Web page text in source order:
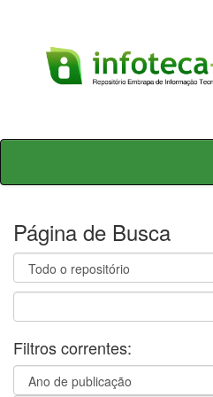
Skip
Página de Busca
Filtros correntes: